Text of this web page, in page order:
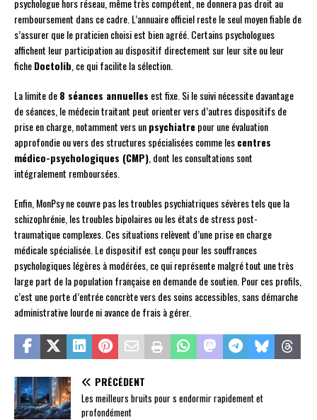
remboursement dans ce cadre. L’annuaire officiel reste le seul moyen fiable de
s’assurer que le praticien choisi est bien agréé. Certains psychologues
affichent leur participation au dispositif directement sur leur site ou leur
ficheDoctolib , ce qui facilite la sélection.
La limite de8 séances annuelles est fixe. Si le suivi nécessite davantage
de séances, le médecin traitant peut orienter vers d’autres dispositifs de
prise en charge, notamment vers unpsychiatrepour une évaluation
approfondie ou vers des structures spécialisées comme lescentres
médico-psychologiques (CMP) , dont les consultations sont
intégralement remboursées.
Enfin, MonPsy ne couvre pas les troubles psychiatriques sévères tels que la
schizophrénie, les troubles bipolaires ou les états de stress post-
traumatique complexes. Ces situations relèvent d’une prise en charge
médicale spécialisée. Le dispositif est conçu pour les souffrances
psychologiques légères à modérées, ce qui représente malgré tout une très
large part de la population française en demande de soutien. Pour ces profils,
c’est une porte d’entrée concrète vers des soins accessibles, sans démarche
administrative lourde ni avance de frais à gérer.
PRÉCÉDENT
Les meilleurs bruits pour s endormir rapidement et
profondément